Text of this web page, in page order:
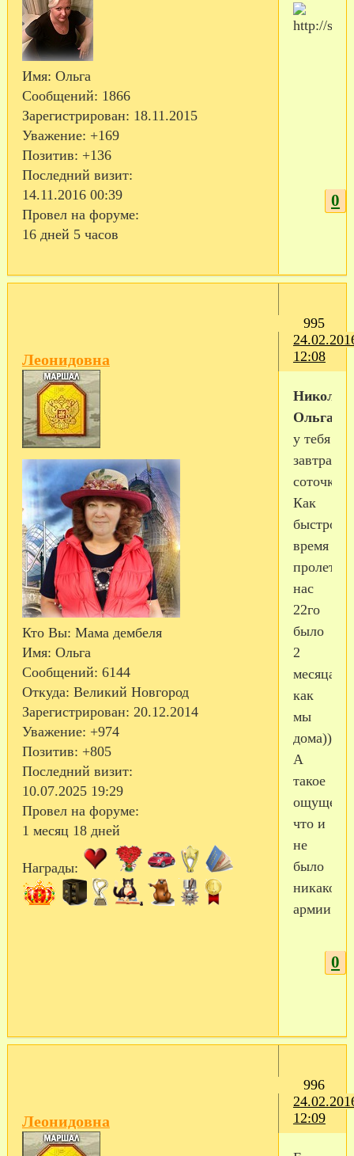
Имя: Ольга
Сообщений: 1866
Зарегистрирован: 18.11.2015
Уважение: +169
Позитив: +136
Последний визит:
14.11.2016 00:39
Провел на форуме:
16 дней 5 часов
0
995
12:08
Леонидовна
Кто Вы: Мама дембеля
Имя: Ольга
Сообщений: 6144
Откуда: Великий Новгород
Зарегистрирован: 20.12.2014
Уважение: +974
Позитив: +805
Последний визит:
10.07.2025 19:29
Провел на форуме:
1 месяц 18 дней
Награды:
Ольга
у тебя
завтра
соточка!
Как
быстро
время
нас
22го
было
2
месяца
как
мы
дома)))
А
такое
что и
не
было
никакой
армии....
0
996
12:09
Леонидовна